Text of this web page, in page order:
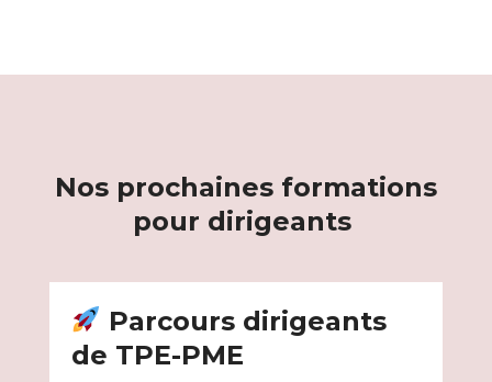
Nos prochaines formations
pour dirigeants
Parcours dirigeants
de TPE-PME